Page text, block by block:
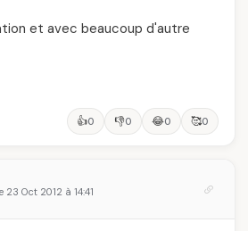
et avec beaucoup d'autre
👍0 👎0 😂0 🥰0
23 Oct 2012 à 14:41